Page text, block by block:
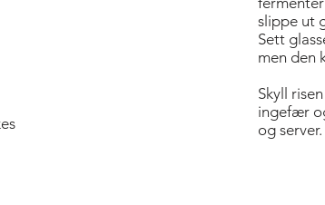
slippe ut
Sett
men den
Skyll
ingefær
og server.